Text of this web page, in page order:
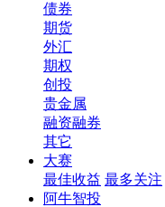
债券
期货
外汇
期权
创投
贵金属
融资融券
其它
大赛
最佳收益 最多关注
阿牛智投